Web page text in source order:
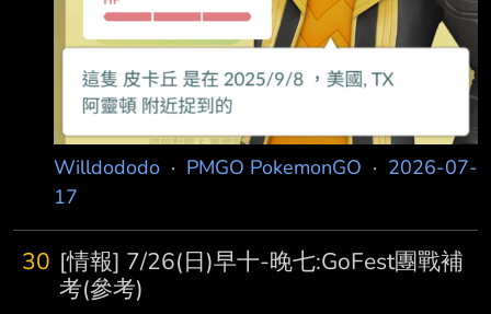
Willdododo · PMGO PokemonGO · 2026-07-
17
30 [情報] 7/26(日)早十-晚七:GoFest團戰補
考(參考)